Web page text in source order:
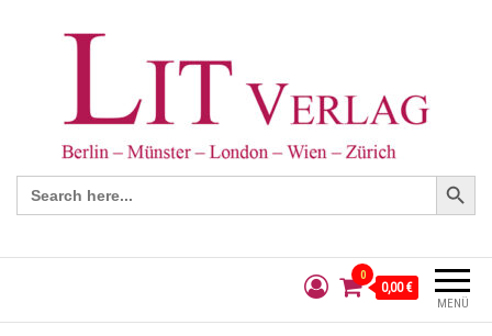
Search
for:
Search Button
MENÜ
0
0,00 €